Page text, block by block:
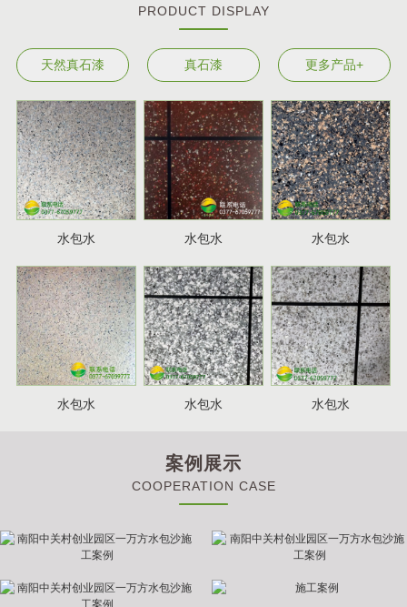
PRODUCT DISPLAY
天然真石漆 真石漆 更多产品+
水包水 水包水 水包水
水包水 水包水 水包水
案例展示
COOPERATION CASE